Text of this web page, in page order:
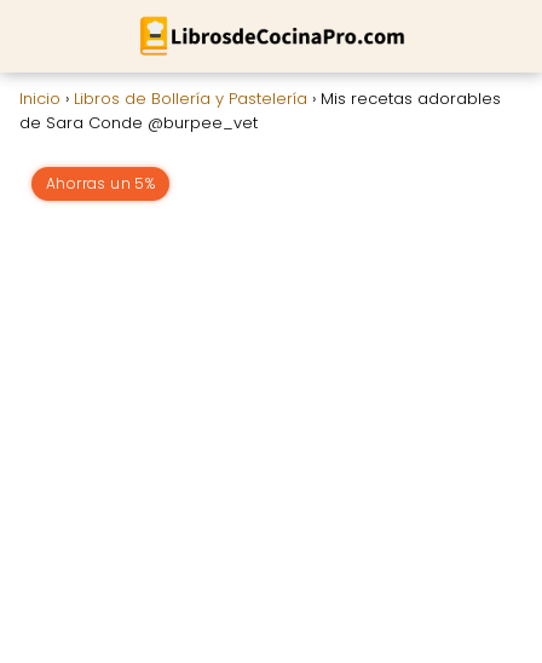
Inicio › Libros de Bollería y Pastelería › Mis recetas adorables
de Sara Conde @burpee_vet
Ahorras un 5%